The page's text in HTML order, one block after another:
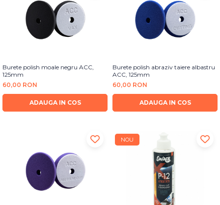
Burete polish moale negru ACC,
125mm
60,00 RON
ADAUGA IN COS
Burete polish abraziv taiere albastru
ACC, 125mm
60,00 RON
ADAUGA IN COS
NOU